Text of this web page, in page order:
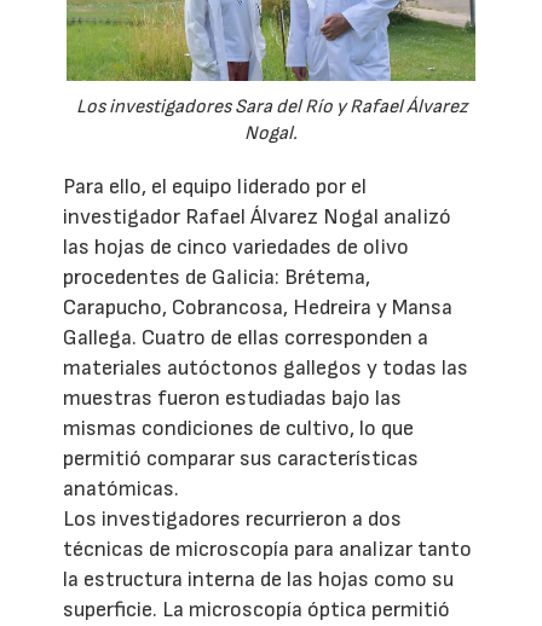
Los investigadores Sara del Río y Rafael Álvarez
Nogal.
Para ello, el equipo liderado por el
investigador Rafael Álvarez Nogal analizó
las hojas de cinco variedades de olivo
procedentes de Galicia: Brétema,
Carapucho, Cobrancosa, Hedreira y Mansa
Gallega. Cuatro de ellas corresponden a
materiales autóctonos gallegos y todas las
muestras fueron estudiadas bajo las
mismas condiciones de cultivo, lo que
permitió comparar sus características
anatómicas.
Los investigadores recurrieron a dos
técnicas de microscopía para analizar tanto
la estructura interna de las hojas como su
superficie. La microscopía óptica permitió